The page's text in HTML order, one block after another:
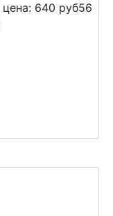
цена: 640 руб56